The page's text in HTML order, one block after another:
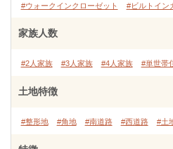
#ウォークインクローゼット
#ビルトイン
家族人数
#2人家族 #3人家族 #4人家族 #単世帯
土地特徴
#整形地 #角地 #南道路 #西道路 #土